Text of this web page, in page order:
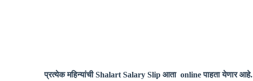
प्रत्येक महिन्यांची Shalart Salary Slip आता online पाहता येणार आहे.